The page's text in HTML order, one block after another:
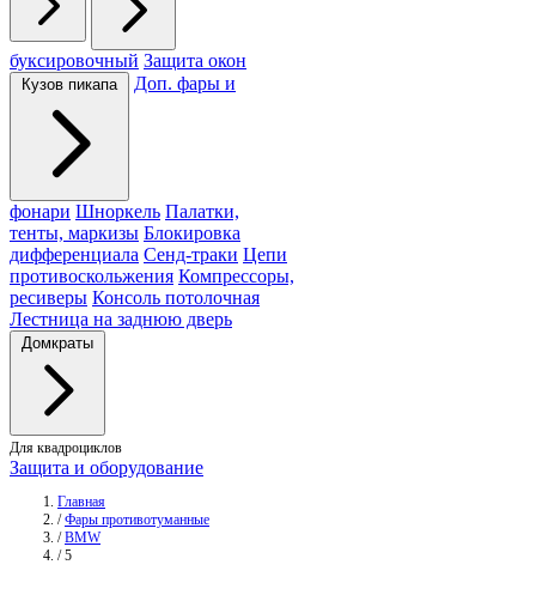
буксировочный Защита окон
Кузов пикапа Доп. фары и
фонари Шноркель Палатки,
тенты, маркизы Блокировка
дифференциала Сенд-траки Цепи
противоскольжения Компрессоры,
ресиверы Консоль потолочная
Лестница на заднюю дверь
Домкраты
Для квадроциклов
Защита и оборудование
Главная
/ Фары противотуманные
/ BMW
/ 5